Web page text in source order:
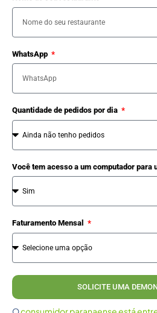
WhatsApp
Quantidade de pedidos por dia
Você tem acesso a um computador para
Faturamento Mensal
SOLICITE UMA